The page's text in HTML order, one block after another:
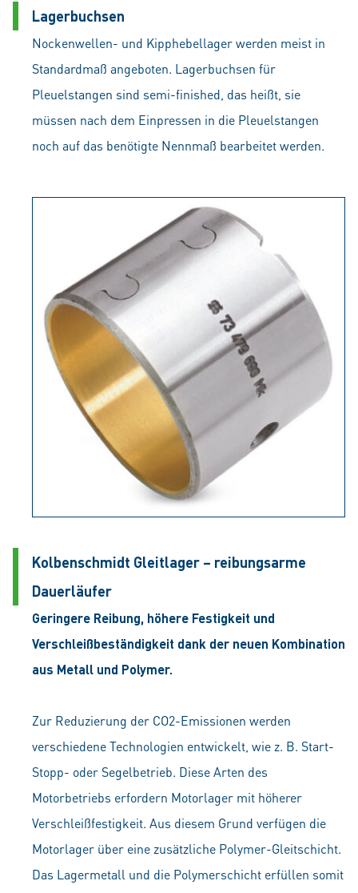
Lagerbuchsen
Nockenwellen- und Kipphebellager werden meist in
Standardmaß angeboten. Lagerbuchsen für
Pleuelstangen sind semi-finished, das heißt, sie
müssen nach dem Einpressen in die Pleuelstangen
noch auf das benötigte Nennmaß bearbeitet werden.
Kolbenschmidt Gleitlager – reibungsarme
Dauerläufer
Geringere Reibung, höhere Festigkeit und
Verschleißbeständigkeit dank der neuen Kombination
aus Metall und Polymer.
Zur Reduzierung der CO2-Emissionen werden
verschiedene Technologien entwickelt, wie z. B. Start-
Stopp- oder Segelbetrieb. Diese Arten des
Motorbetriebs erfordern Motorlager mit höherer
Verschleißfestigkeit. Aus diesem Grund verfügen die
Motorlager über eine zusätzliche Polymer-Gleitschicht.
Das Lagermetall und die Polymerschicht erfüllen somit